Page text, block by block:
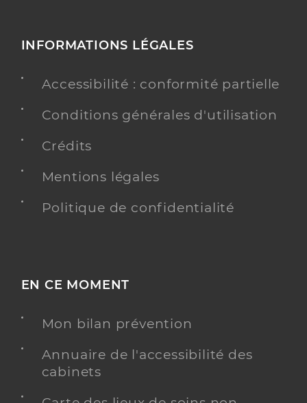
INFORMATIONS LÉGALES
Accessibilité : conformité partielle
Conditions générales d'utilisation
Crédits
Mentions légales
Politique de confidentialité
EN CE MOMENT
Mon bilan prévention
Annuaire de l'accessibilité des
cabinets